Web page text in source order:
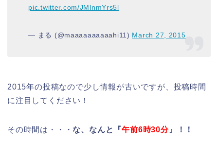
pic.twitter.com/JMlnmYrs5l
— まる (@maaaaaaaaaahi11) March 27, 2015
2015年の投稿なので少し情報が古いですが、投稿時間
に注目してください！
その時間は・・・な、なんと『午前6時30分』！！